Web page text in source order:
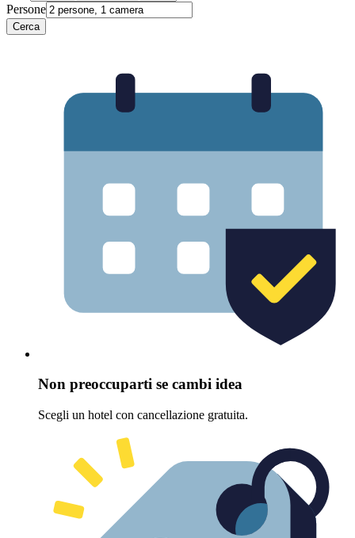
Persone
Cerca
Non preoccuparti se cambi idea
Scegli un hotel con cancellazione gratuita.